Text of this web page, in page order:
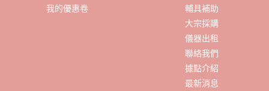
我的優惠卷
輔具補助
大宗採購
儀器出租
聯絡我們
據點介紹
最新消息